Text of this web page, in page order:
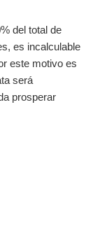
del total de
es incalculable
este motivo es
será
prosperar